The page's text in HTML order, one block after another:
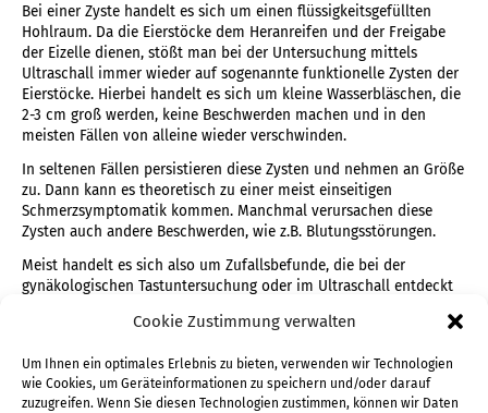
Cookie Zustimmung verwalten
Um Ihnen ein optimales Erlebnis zu bieten, verwenden wir Technologien
wie Cookies, um Geräteinformationen zu speichern und/oder darauf
zuzugreifen. Wenn Sie diesen Technologien zustimmen, können wir Daten
Bei einer Zyste handelt es sich um einen flüssigkeitsgefüllten
Hohlraum. Da die Eierstöcke dem Heranreifen und der Freigabe
der Eizelle dienen, stößt man bei der Untersuchung mittels
Ultraschall immer wieder auf sogenannte funktionelle Zysten der
Eierstöcke. Hierbei handelt es sich um kleine Wasserbläschen, die
2-3 cm groß werden, keine Beschwerden machen und in den
meisten Fällen von alleine wieder verschwinden.
In seltenen Fällen persistieren diese Zysten und nehmen an Größe
zu. Dann kann es theoretisch zu einer meist einseitigen
Schmerzsymptomatik kommen. Manchmal verursachen diese
Zysten auch andere Beschwerden, wie z.B. Blutungsstörungen.
Meist handelt es sich also um Zufallsbefunde, die bei der
gynäkologischen Tastuntersuchung oder im Ultraschall entdeckt
Kontrolle erfolgt nach 3 – 4 Monaten. Bei Größenzunahme oder
Entfernung indiziert sein.
Anders verhält es sich mit Neubildungen am Eierstock, die nicht